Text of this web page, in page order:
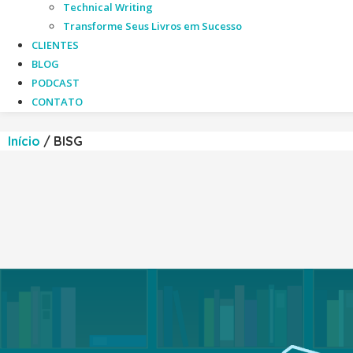
Technical Writing
Transforme Seus Livros em Sucesso
CLIENTES
BLOG
PODCAST
CONTATO
Início / BISG